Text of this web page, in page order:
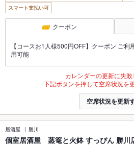
スマート支払い可
クーポン
【コースお1人様500円OFF】クーポン ご
用可能
カレンダーの更新に失敗
下記ボタンを押して空席状況を
空席状況を更新
居酒屋 勝川
個室居酒屋 蒸篭と火鉢 すっぴん 勝川